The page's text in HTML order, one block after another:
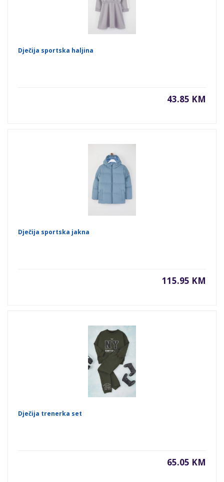
Dječija sportska haljina
43.85 KM
Dječija sportska jakna
115.95 KM
Dječija trenerka set
65.05 KM